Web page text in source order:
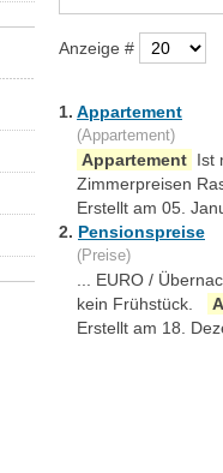
Anzeige #
1. Appartement
(Appartement)
Appartement Ist
Zimmerpreisen
Erstellt am 05.
2. Pensionspreise
(Preise)
... EURO /
kein Frühstück.
Erstellt am 18.